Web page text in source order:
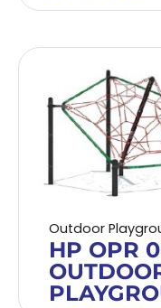
Outdoor
HP OPR